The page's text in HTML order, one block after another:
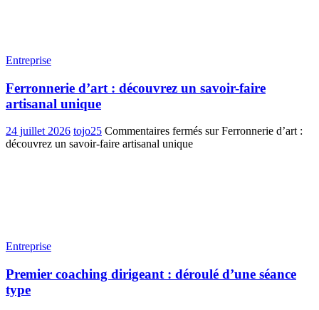
Entreprise
Ferronnerie d’art : découvrez un savoir-faire
artisanal unique
24 juillet 2026 tojo25 Commentaires fermés sur Ferronnerie d’art :
découvrez un savoir-faire artisanal unique
Entreprise
Premier coaching dirigeant : déroulé d’une séance
type